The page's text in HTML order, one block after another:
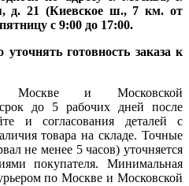
д. 21 (Киевское ш., 7 км. от
с 9:00 до 17:00.
готовность заказа к
Москве и Московской
до 5 рабочих дней после
и согласования деталей с
товара на складе. Точные
не менее 5 часов) уточняется
покупателя. Минимальная
по Москве и Московской